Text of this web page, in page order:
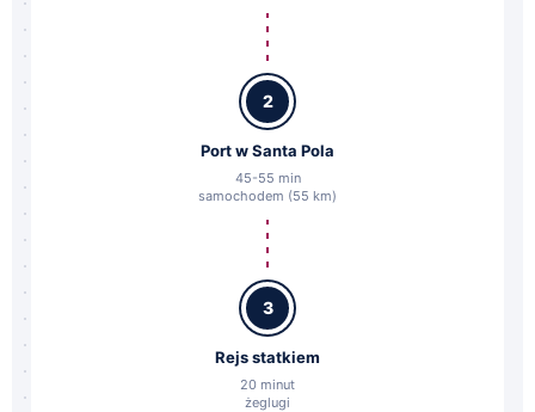
2
Port w Santa Pola
45-55 min
samochodem (55 km)
3
Rejs statkiem
20 minut
żeglugi